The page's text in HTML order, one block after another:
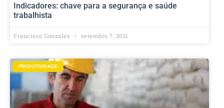
Indicadores: chave para a segurança e saúde
trabalhista
Francisco Gonzalez setembro 7, 2021
PRODUTIVIDADE